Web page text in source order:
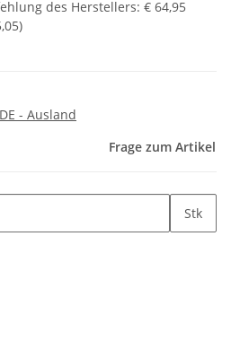
des Herstellers: € 64,95
)
- Ausland
Frage zum Artikel
Stk